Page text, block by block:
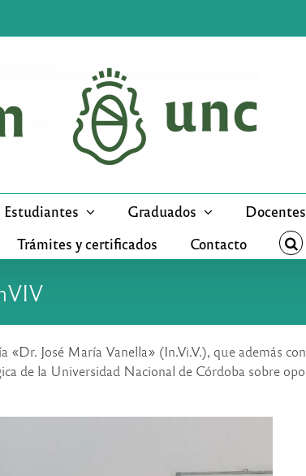
Estudiantes Graduados
Docentes
Trámites y certificados Contacto
José María Vanella» (In.Vi.V.), que además
de la Universidad Nacional de Córdoba sobre